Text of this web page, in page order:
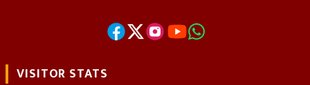
VISITOR STATS